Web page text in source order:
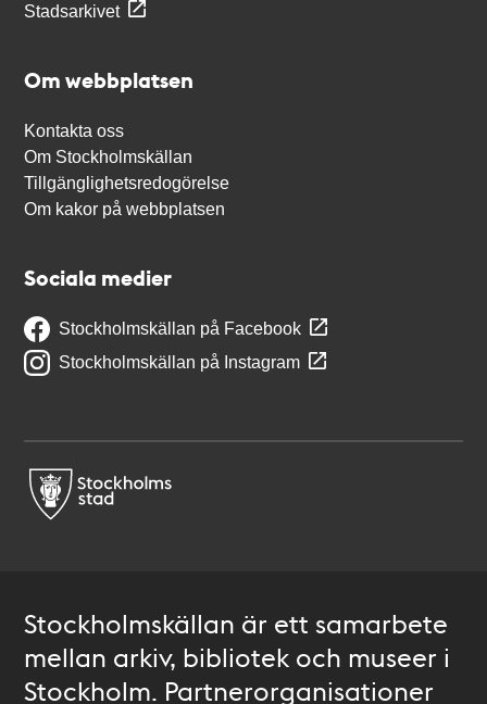
Stadsarkivet
Om webbplatsen
Kontakta oss
Om Stockholmskällan
Tillgänglighetsredogörelse
Om kakor på webbplatsen
Sociala medier
Stockholmskällan på Facebook
Stockholmskällan på Instagram
Stockholmskällan är ett samarbete
mellan arkiv, bibliotek och museer i
Stockholm. Partnerorganisationer